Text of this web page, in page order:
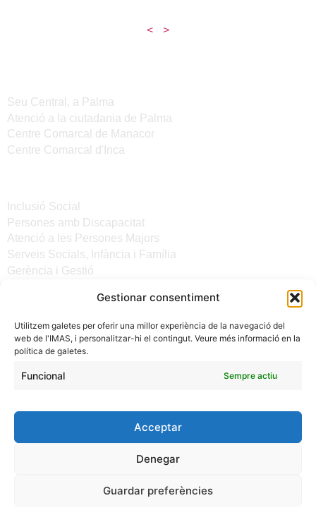
Gestionar consentiment
Utilitzem galetes per oferir una millor experiència de la navegació del
web de l'IMAS, i personalitzar-hi el contingut. Veure més informació en la
política de galetes.
Funcional Sempre actiu
Acceptar
Denegar
Guardar preferències
< >
Seu Central, a Palma
Atenció a la ciutadania de Palma
Centre Comarcal de Manacor
Centre Comarcal d'Inca
Inclusió Social
Persones amb Discapacitat
Atenció a les Persones Majors
Serveis Socials, Infància i Família
Gerència i Gestió
Altres enllaços
Notícies
Seu electrònica del CiM
Avís legal
Protecció de Dades